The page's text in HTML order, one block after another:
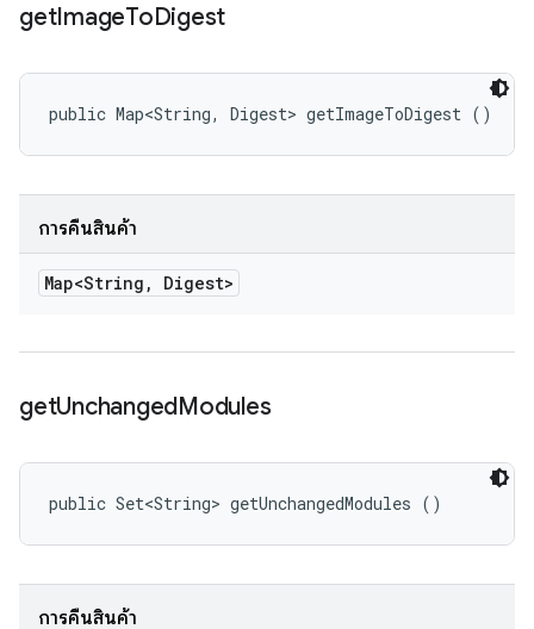
getImageToDigest
public Map<String, Digest> getImageToDigest ()
การคืนสินค้า
Map<String , Digest>
getUnchangedModules
public Set<String> getUnchangedModules ()
การคืนสินค้า